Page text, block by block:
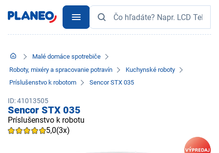
Malé domáce spotrebiče
Roboty, mixéry a spracovanie potravín
Kuchynské roboty
Príslušenstvo k robotom
Sencor STX 035
ID: 41013505
Sencor STX 035
Príslušenstvo k robotu
5,0(3x)